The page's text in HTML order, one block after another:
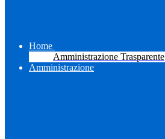
Home
Amministrazione Trasparente
Amministrazione